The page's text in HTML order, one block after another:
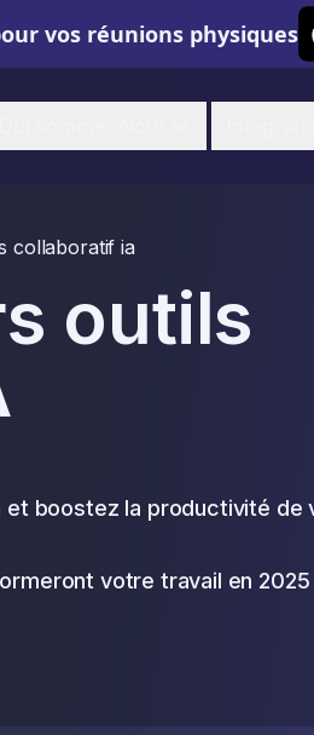
vos réunions physiques
collaboratif ia
outils
et boostez la productivité de
votre travail en 2025